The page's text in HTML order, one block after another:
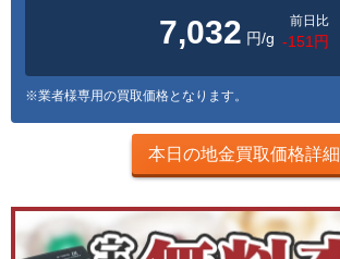
7,032 円/g
前日比
-151円
※業者様専用の買取価格となります。
本日の地金買取価格詳細